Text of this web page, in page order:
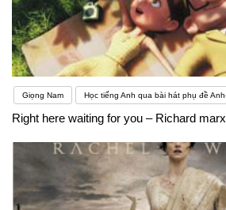
Giọng Nam Học tiếng Anh qua bài hát phụ đề
Right here waiting for you – Richard